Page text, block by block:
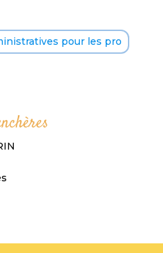
pour les pro